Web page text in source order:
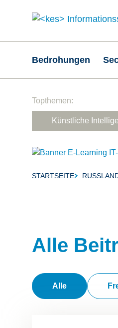
Hauptnavigation
Bedrohungen
Topthemen:
Künstliche
Breadcrumb-Navigation
STARTSEITE
Alle
Alle